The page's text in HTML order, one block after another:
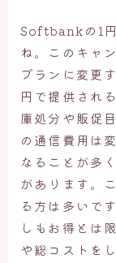
Softbankの1
ね。このキャ
プランに変更
円で提供され
庫処分や販促
の通信費用は
なることが多
があります。
る方は多いで
しもお得とは
や総コストを